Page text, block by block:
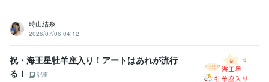
時山結糸
2026/07/06 04:12
祝・海王星牡羊座入り！アートはあれが流行
る！
記事